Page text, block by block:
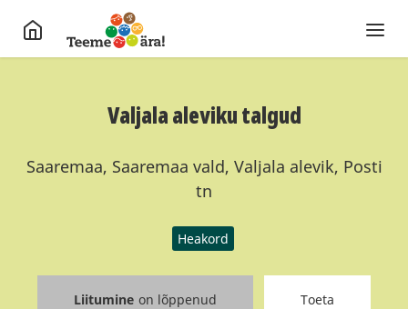
Valjala aleviku talgud
Saaremaa, Saaremaa vald, Valjala alevik, Posti
tn
Heakord
Liitumine on lõppenud Toeta